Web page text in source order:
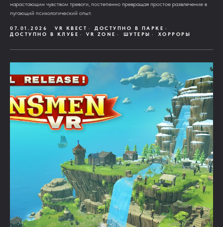
нарастающим чувством тревоги, постепенно превращая простое развлечение в
пугающий психологический опыт.
07.01.2026 VR КВЕСТ
ДОСТУПНО В ПАРКЕ
ДОСТУПНО В КЛУБЕ
VR ZONE ШУТЕРЫ ХОРРОРЫ